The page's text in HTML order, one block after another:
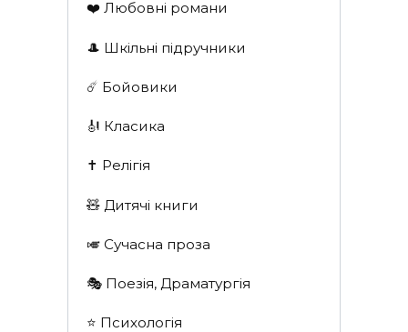
❤️ Любовні романи
🎩 Шкільні підручники
☄️ Бойовики
🎻 Класика
✝️ Релігія
🧸 Дитячі книги
🎺 Сучасна проза
🎭 Поезія, Драматургія
⭐️ Психологія